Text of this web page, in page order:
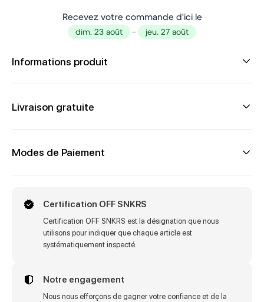
Recevez votre commande d'ici le
dim. 23 août – jeu. 27 août
Informations produit
Livraison gratuite
Modes de Paiement
Certification OFF SNKRS
Certification OFF SNKRS est la désignation que nous
utilisons pour indiquer que chaque article est
systématiquement inspecté.
Notre engagement
Nous nous efforçons de gagner votre confiance et de la